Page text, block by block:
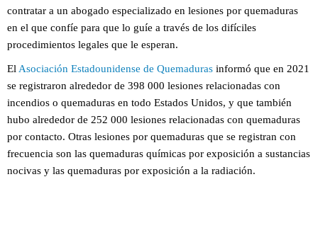
contratar a un abogado especializado en lesiones por quemaduras
en el que confíe para que lo guíe a través de los difíciles
procedimientos legales que le esperan.
El Asociación Estadounidense de Quemaduras informó que en 2021
se registraron alrededor de 398 000 lesiones relacionadas con
incendios o quemaduras en todo Estados Unidos, y que también
hubo alrededor de 252 000 lesiones relacionadas con quemaduras
por contacto. Otras lesiones por quemaduras que se registran con
frecuencia son las quemaduras químicas por exposición a sustancias
nocivas y las quemaduras por exposición a la radiación.